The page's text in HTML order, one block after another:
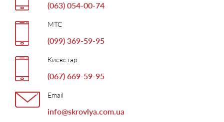
(063) 054-00-74
МТС
(099) 369-59-95
Киевстар
(067) 669-59-95
Email
info@skrovlya.com.ua